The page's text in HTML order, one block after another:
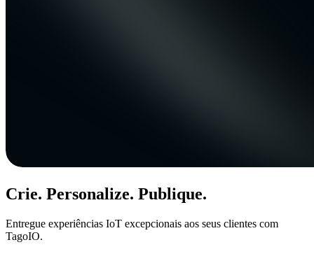
Crie. Personalize. Publique.
Entregue experiências IoT excepcionais aos seus clientes com
TagoIO.